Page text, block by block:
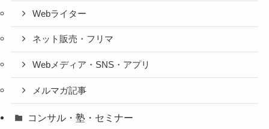
Webライター
ネット販売・フリマ
Webメディア・SNS・アプリ
メルマガ記事
コンサル・塾・セミナー